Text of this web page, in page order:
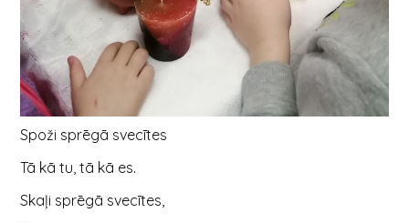
Spoži sprēgā svecītes
Tā kā tu, tā kā es.
Skaļi sprēgā svecītes,